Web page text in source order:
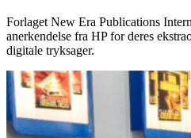
Forlaget New Era Publications
anerkendelse fra HP for deres
digitale tryksager.